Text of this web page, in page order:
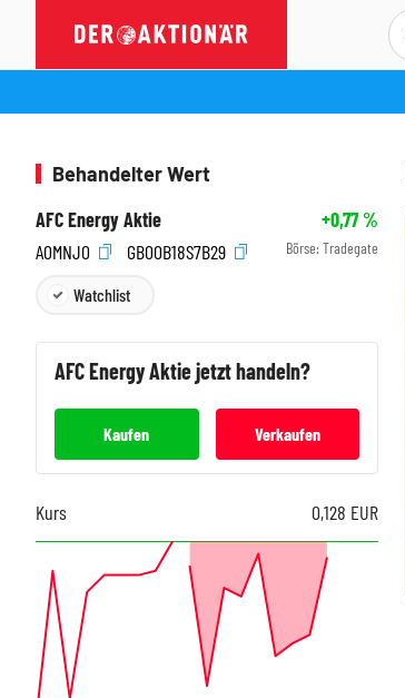
Behandelter Wert
AFC Energy Aktie
+0,77%
A0MNJ0
GB00B18S7B29 Börse: Tradegate
Watchlist
AFC EnergyAktie jetzt handeln?
Kaufen Verkaufen
Kurs 0,128 EUR